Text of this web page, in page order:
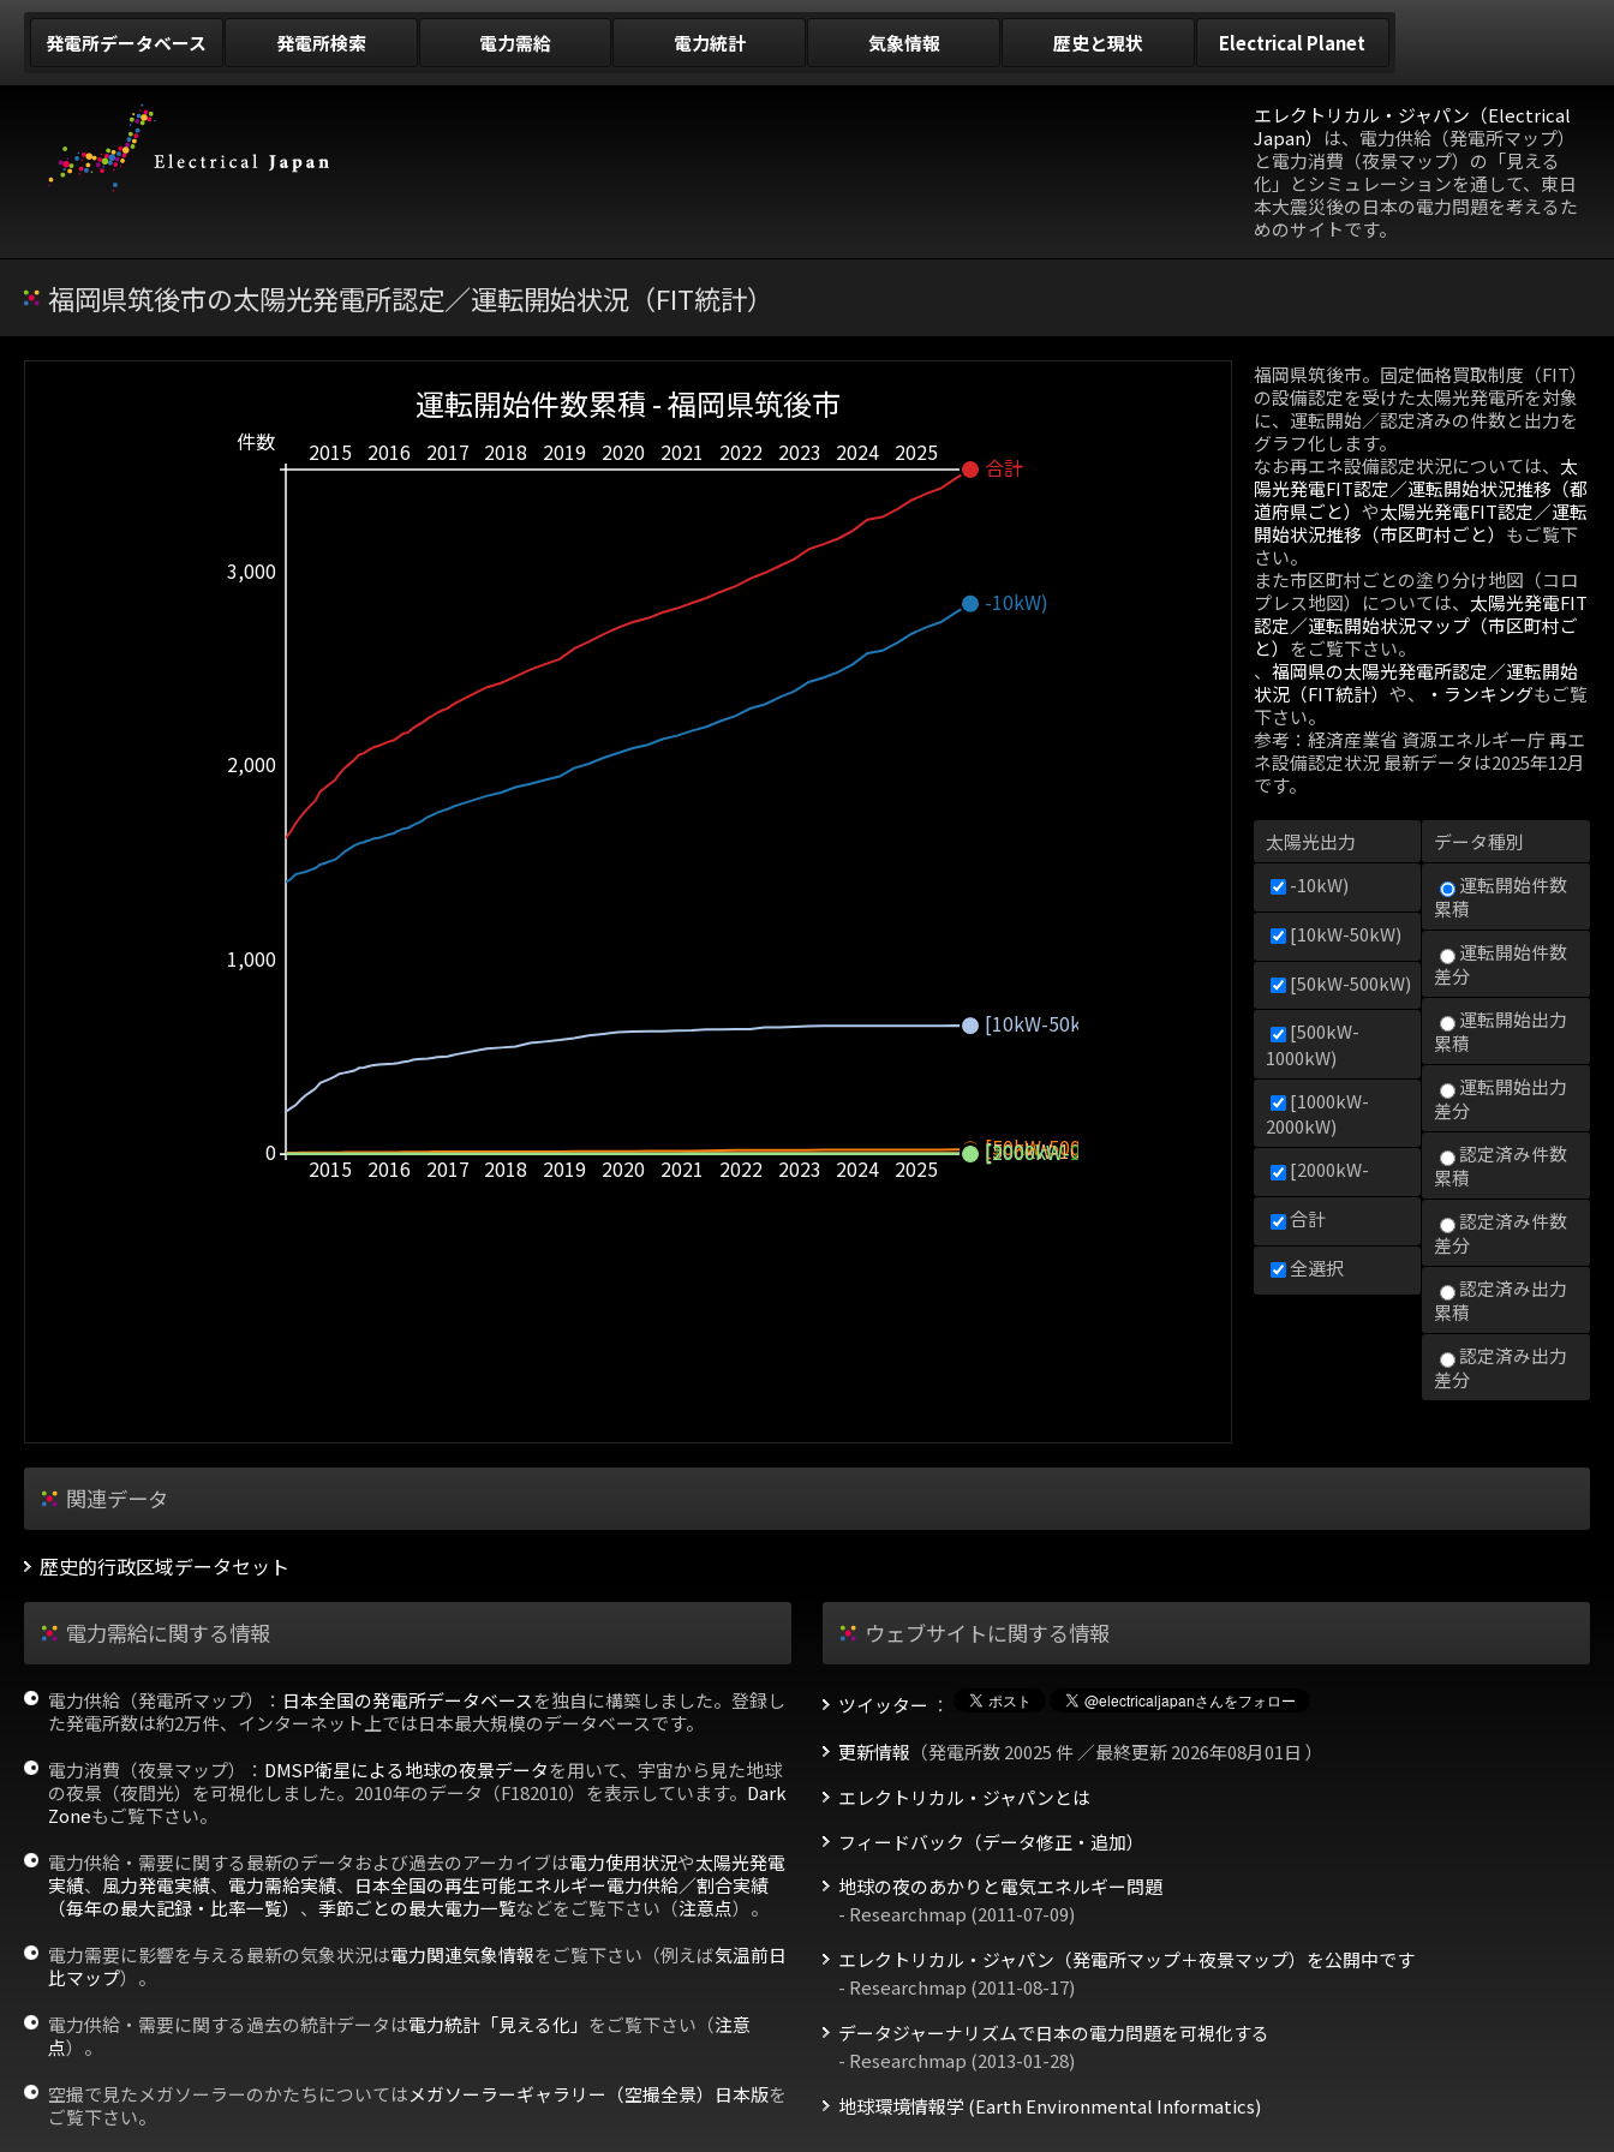
発電所データベース 発電所検索 電力需給 電力統計 気象情報 歴史と現状 Electrical Planet
エレクトリカル・ジャパン（Electrical
Japan） は、電力供給（発電所マップ）
と電力消費（夜景マップ）の「見える
化」とシミュレーションを通して、東日
本大震災後の日本の電力問題を考えるた
めのサイトです。
福岡県筑後市の太陽光発電所認定／運転開始状況（FIT統計）
2015 2016 2017 2018 2019 2020 2021 2022 2023 2024 2025
2015 2016 2017 2018 2019 2020 2021 2022 2023 2024 2025
0
1,000
2,000
3,000
件数
運転開始件数累積 - 福岡県筑後市
-10kW)
[10kW-50kW)
[50kW-500kW)
[500kW-1000kW)
[1000kW-2000kW)
[2000kW-
合計
福岡県筑後市。固定価格買取制度（FIT）
の設備認定を受けた太陽光発電所を対象
に、運転開始／認定済みの件数と出力を
グラフ化します。
なお再エネ設備認定状況については、 太
陽光発電FIT認定／運転開始状況推移（都
道府県ごと） や太陽光発電FIT認定／運転
開始状況推移（市区町村ごと） もご覧下
さい。
また市区町村ごとの塗り分け地図（コロ
プレス地図）については、 太陽光発電FIT
認定／運転開始状況マップ（市区町村ご
と） をご覧下さい。
、 福岡県の太陽光発電所認定／運転開始
状況（FIT統計） や、 ・ランキングもご覧
下さい。
参考：経済産業省 資源エネルギー庁 再エ
ネ設備認定状況 最新データは2025年12月
です。
太陽光出力
-10kW)
[10kW-50kW)
[50kW-500kW)
[500kW-
1000kW)
[1000kW-
2000kW)
[2000kW-
合計
全選択
データ種別
運転開始件数
累積
運転開始件数
差分
運転開始出力
累積
運転開始出力
差分
認定済み件数
累積
認定済み件数
差分
認定済み出力
累積
認定済み出力
差分
関連データ
歴史的行政区域データセット
電力需給に関する情報
電力供給（発電所マップ）： 日本全国の発電所データベースを独自に構築しました。登録し
た発電所数は約2万件、インターネット上では日本最大規模のデータベースです。
電力消費（夜景マップ）： DMSP衛星による地球の夜景データを用いて、宇宙から見た地球
の夜景（夜間光）を可視化しました。2010年のデータ（F182010）を表示しています。 Dark
Zoneもご覧下さい。
電力供給・需要に関する最新のデータおよび過去のアーカイブは電力使用状況や太陽光発電
実績、 風力発電実績、 電力需給実績、 日本全国の再生可能エネルギー電力供給／割合実績
（毎年の最大記録・比率一覧） 、 季節ごとの最大電力一覧などをご覧下さい（注意点）。
電力需要に影響を与える最新の気象状況は電力関連気象情報をご覧下さい（例えば気温前日
比マップ）。
電力供給・需要に関する過去の統計データは電力統計「見える化」 をご覧下さい（注意
点）。
空撮で見たメガソーラーのかたちについてはメガソーラーギャラリー（空撮全景）日本版を
ご覧下さい。
ウェブサイトに関する情報
ツイッター ：
更新情報 （発電所数 20025 件 ／最終更新 2026年08月01日 ）
エレクトリカル・ジャパンとは
フィードバック（データ修正・追加）
地球の夜のあかりと電気エネルギー問題
- Researchmap (2011-07-09)
エレクトリカル・ジャパン（発電所マップ＋夜景マップ）を公開中です
- Researchmap (2011-08-17)
データジャーナリズムで日本の電力問題を可視化する
- Researchmap (2013-01-28)
地球環境情報学 (Earth Environmental Informatics)